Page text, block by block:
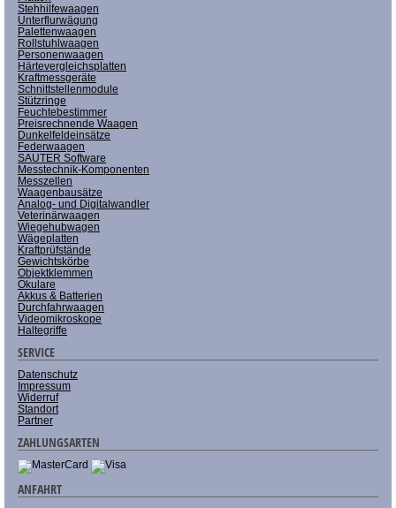
Stehhilfewaagen
Unterflurwägung
Palettenwaagen
Rollstuhlwaagen
Personenwaagen
Härtevergleichsplatten
Kraftmessgeräte
Schnittstellenmodule
Stützringe
Feuchtebestimmer
Preisrechnende Waagen
Dunkelfeldeinsätze
Federwaagen
SAUTER Software
Messtechnik-Komponenten
Messzellen
Waagenbausätze
Analog- und Digitalwandler
Veterinärwaagen
Wiegehubwagen
Wägeplatten
Kraftprüfstände
Gewichtskörbe
Objektklemmen
Okulare
Akkus & Batterien
Durchfahrwaagen
Videomikroskope
Haltegriffe
SERVICE
Datenschutz
Impressum
Widerruf
Standort
Partner
ZAHLUNGSARTEN
ANFAHRT